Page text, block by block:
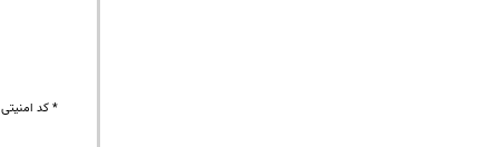
* کد امنیتی